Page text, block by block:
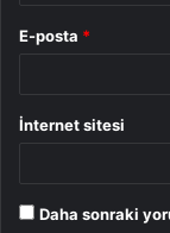
E-posta *
İnternet sitesi
Daha sonraki